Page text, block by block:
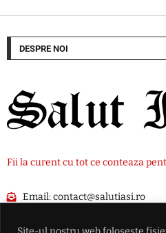
DESPRE NOI
Fii la curent cu tot ce conteaza
Email:contact@salutiasi.ro